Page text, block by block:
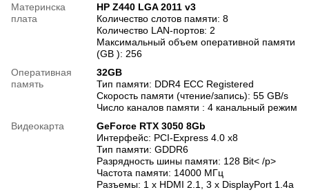
Материнска
плата
HP Z440 LGA 2011 v3
Количество слотов памяти: 8
Количество LAN-портов: 2
Максимальный объем оперативной памяти
(GB ): 256
Оперативная
память
32GB
Тип памяти: DDR4 ECC Registered
Скорость памяти (чтение/запись): 55 GB/s
Число каналов памяти : 4 канальный режим
Видеокарта
GeForce RTX 3050 8Gb
Интерфейс: PCI-Express 4.0 x8
Тип памяти: GDDR6
Разрядность шины памяти: 128 Bit< /p>
Частота памяти: 14000 МГц
Разъемы: 1 x HDMI 2.1, 3 x DisplayPort 1.4a